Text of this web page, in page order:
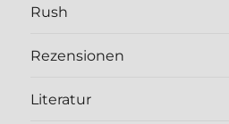
Rush
Rezen­sio­nen
Lite­ra­tur